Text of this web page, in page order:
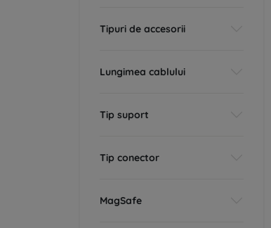
Tipuri de accesorii
Lungimea cablului
Tip suport
Tip conector
MagSafe